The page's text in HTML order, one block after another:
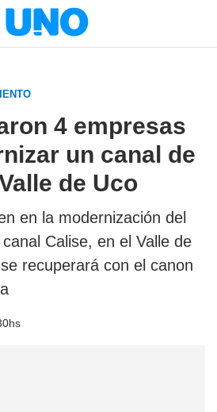
4 empresas
un canal de
de Uco
en la modernización del
Calise, en el Valle de
recuperará con el canon